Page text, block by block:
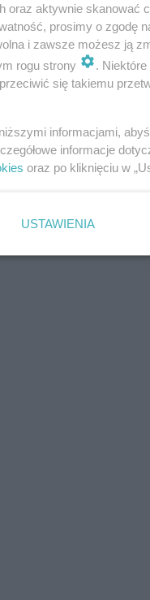
kładę się spać o
że białą kawę
-
oraz aktywnie skanować
prosimy o zgodę
i zawsze możesz ją
rogu strony
.
się takiemu
informacjami,
informacje
oraz po kliknięciu w
USTAWIENIA